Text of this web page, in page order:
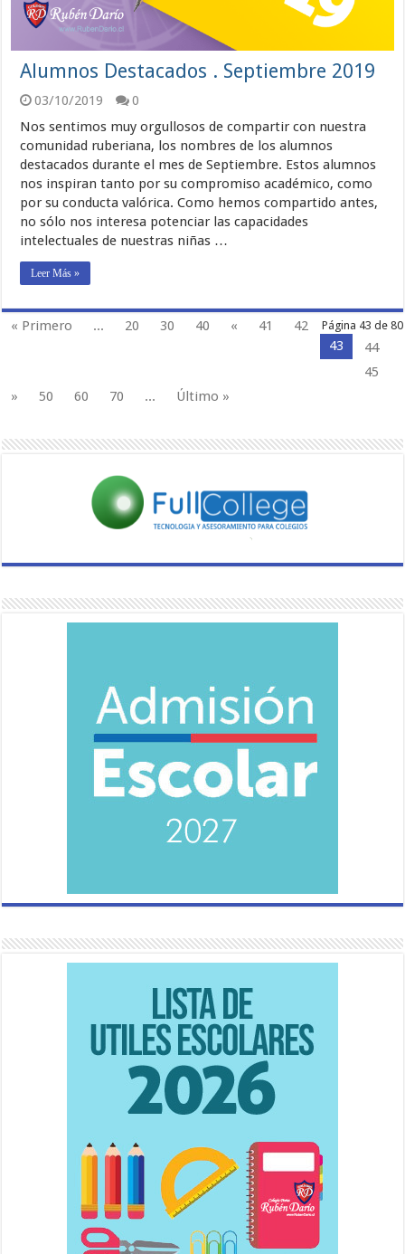
Alumnos Destacados . Septiembre 2019
03/10/2019
0
Nos sentimos muy orgullosos de compartir con nuestra
comunidad ruberiana, los nombres de los alumnos
destacados durante el mes de Septiembre. Estos alumnos
nos inspiran tanto por su compromiso académico, como
por su conducta valórica. Como hemos compartido antes,
no sólo nos interesa potenciar las capacidades
intelectuales de nuestras niñas …
Leer Más »
Página 43 de 80
« Primero ... 20 30 40 « 41
42
43
44
45
»
50 60 70 ... Último »